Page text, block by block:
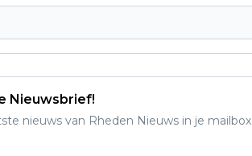
Nieuwsbrief!
nieuws van Rheden Nieuws in je mailbox